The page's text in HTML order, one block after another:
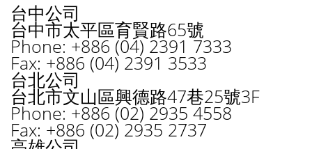
台中公司
台中市太平區育賢路65號
Phone: +886 (04) 2391 7333
Fax: +886 (04) 2391 3533
台北公司
台北市文山區興德路47巷25號3F
Phone: +886 (02) 2935 4558
Fax: +886 (02) 2935 2737